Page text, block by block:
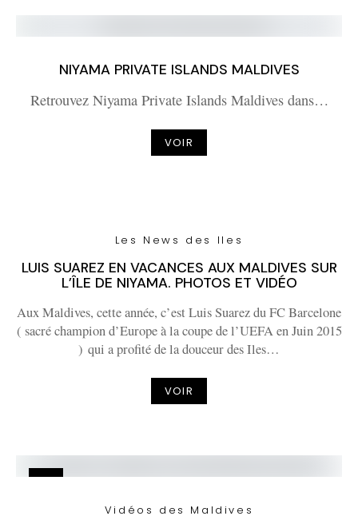
NIYAMA PRIVATE ISLANDS MALDIVES
Retrouvez Niyama Private Islands Maldives dans…
VOIR
Les News des Iles
LUIS SUAREZ EN VACANCES AUX MALDIVES SUR
L’ÎLE DE NIYAMA. PHOTOS ET VIDÉO
Aux Maldives, cette année, c’est Luis Suarez du FC Barcelone
( sacré champion d’Europe à la coupe de l’UEFA en Juin 2015
) qui a profité de la douceur des Iles…
VOIR
Vidéos des Maldives